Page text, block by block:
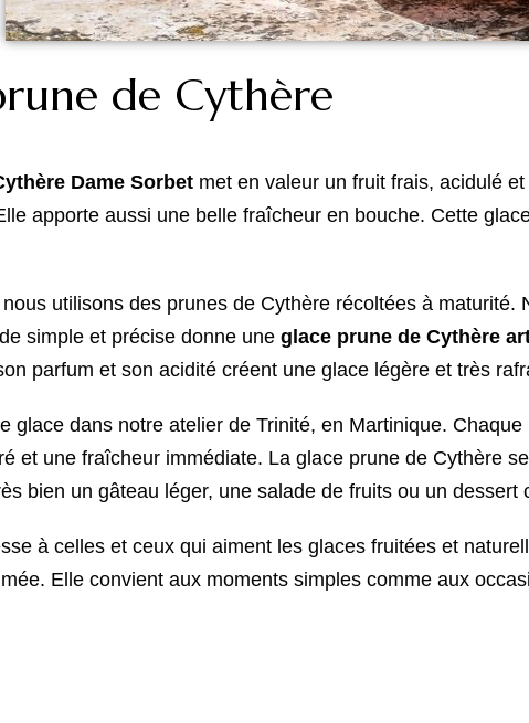
de Cythère
Dame Sorbet met en valeur un fruit frais, acidulé
apporte aussi une belle fraîcheur en bouche. Cette
nous utilisons des prunes de Cythère récoltées à
simple et précise donne une glace prune de Cythère
parfum et son acidité créent une glace légère et très
glace dans notre atelier de Trinité, en Martinique.
et une fraîcheur immédiate. La glace prune de Cythère
bien un gâteau léger, une salade de fruits ou un dessert
à celles et ceux qui aiment les glaces fruitées et
Elle convient aux moments simples comme aux